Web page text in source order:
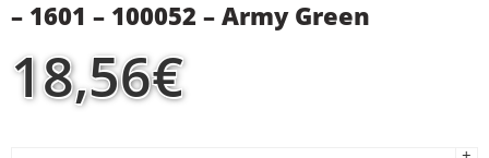
– 1601 – 100052 – Army Green
18,56€